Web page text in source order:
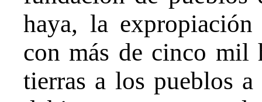
haya, la
con más de cinco mil
tierras a los pueblos